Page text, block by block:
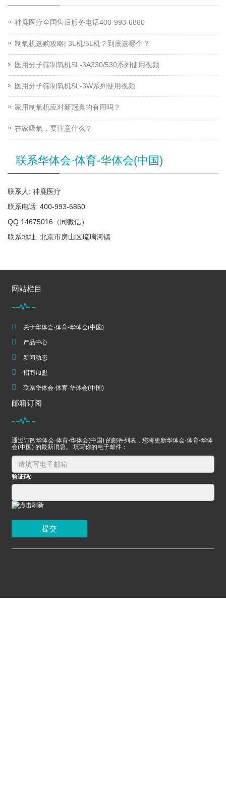
神鹿医疗全国售后服务电话400-993-6860
制氧机选购攻略| 3L机/5L机？到底选哪个？
医用分子筛制氧机SL-3A330/530系列使用视频
医用分子筛制氧机SL-3W系列使用视频
家用制氧机应对新冠真的有用吗？
在家吸氧，要注意什么？
联系华体会·体育-华体会(中国)
联系人: 神鹿医疗
联系电话: 400-993-6860
QQ:14675016（同微信）
联系地址: 北京市房山区琉璃河镇
网站栏目
关于华体会·体育-华体会(中国)
产品中心
新闻动态
招商加盟
联系华体会·体育-华体会(中国)
邮箱订阅
通过订阅华体会·体育-华体会(中国) 的邮件列表，您将更新华体会·体育-华体
会(中国) 的最新消息。 填写你的电子邮件：
验证码:
提交